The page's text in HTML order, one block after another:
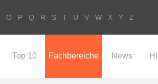
O P Q R S T U V W X Y Z
Top 10 Fachbereiche News